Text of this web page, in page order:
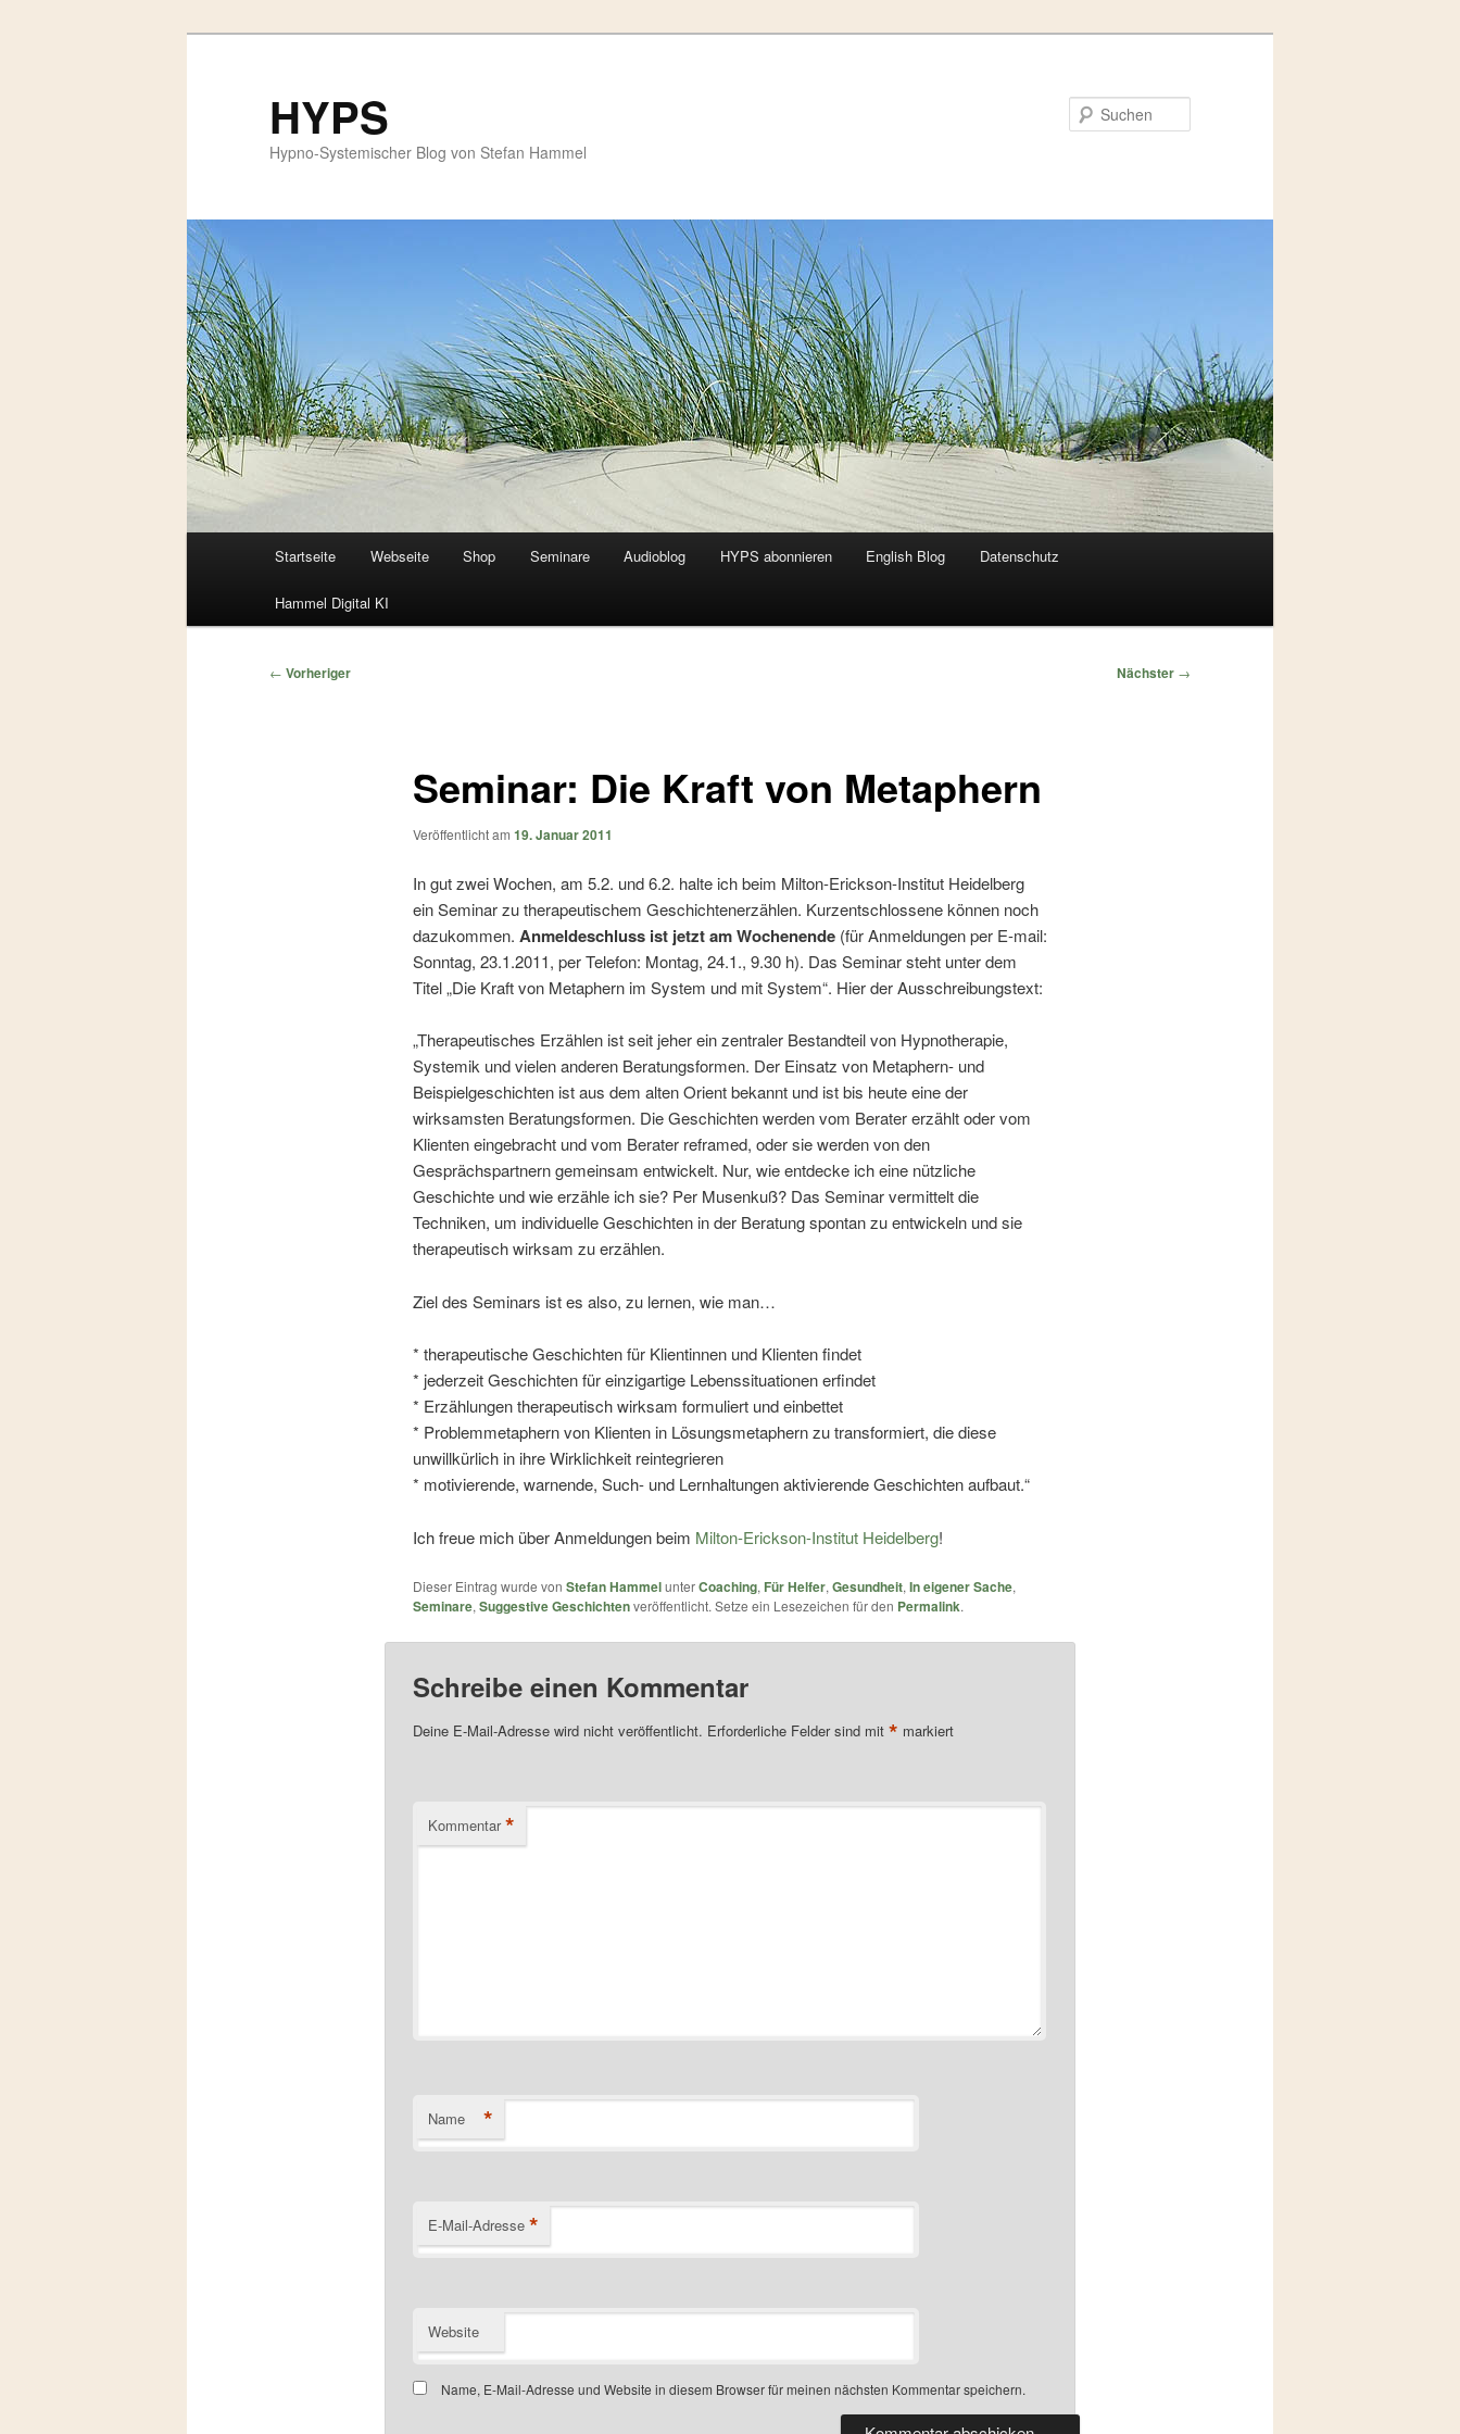
HYPS
Hypno-Systemischer Blog von Stefan Hammel
Zum
primären
Inhalt
Zum
sekundären
Inhalt
Startseite Webseite Shop Seminare Audioblog HYPS abonnieren English Blog Datenschutz
Hammel Digital KI
Beitragsnavigation
← Vorheriger Nächster →
Seminar: Die Kraft von Metaphern
Veröffentlicht am 19. Januar 2011
In gut zwei Wochen, am 5.2. und 6.2. halte ich beim Milton-Erickson-Institut Heidelberg
ein Seminar zu therapeutischem Geschichtenerzählen. Kurzentschlossene können noch
dazukommen. Anmeldeschluss ist jetzt am Wochenende(für Anmeldungen per E-mail:
Sonntag, 23.1.2011, per Telefon: Montag, 24.1., 9.30 h). Das Seminar steht unter dem
Titel „Die Kraft von Metaphern im System und mit System“. Hier der Ausschreibungstext:
„Therapeutisches Erzählen ist seit jeher ein zentraler Bestandteil von Hypnotherapie,
Systemik und vielen anderen Beratungsformen. Der Einsatz von Metaphern- und
Beispielgeschichten ist aus dem alten Orient bekannt und ist bis heute eine der
wirksamsten Beratungsformen. Die Geschichten werden vom Berater erzählt oder vom
Klienten eingebracht und vom Berater reframed, oder sie werden von den
Gesprächspartnern gemeinsam entwickelt. Nur, wie entdecke ich eine nützliche
Geschichte und wie erzähle ich sie? Per Musenkuß? Das Seminar vermittelt die
Techniken, um individuelle Geschichten in der Beratung spontan zu entwickeln und sie
therapeutisch wirksam zu erzählen.
Ziel des Seminars ist es also, zu lernen, wie man…
* therapeutische Geschichten für Klientinnen und Klienten findet
* jederzeit Geschichten für einzigartige Lebenssituationen erfindet
* Erzählungen therapeutisch wirksam formuliert und einbettet
* Problemmetaphern von Klienten in Lösungsmetaphern zu transformiert, die diese
unwillkürlich in ihre Wirklichkeit reintegrieren
* motivierende, warnende, Such- und Lernhaltungen aktivierende Geschichten aufbaut.“
Ich freue mich über Anmeldungen beim Milton-Erickson-Institut Heidelberg!
Dieser Eintrag wurde von Stefan HammelunterCoaching, Für Helfer, Gesundheit, In eigener Sache,
Seminare, Suggestive Geschichtenveröffentlicht. Setze ein Lesezeichen für den Permalink.
Schreibe einen Kommentar
Deine E-Mail-Adresse wird nicht veröffentlicht. Erforderliche Felder sind mit * markiert
Kommentar *
Name *
E-Mail-Adresse *
Website
Name, E-Mail-Adresse und Website in diesem Browser für meinen nächsten Kommentar speichern.